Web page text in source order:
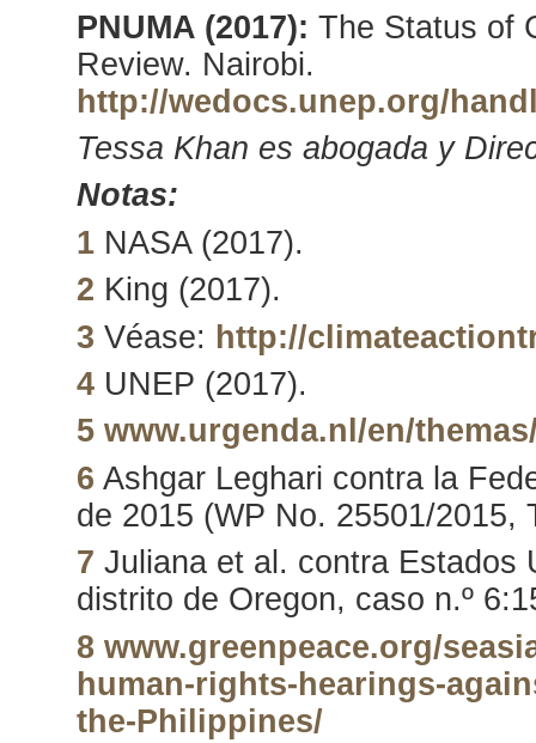
PNUMA (2017): The Status of
Review. Nairobi.
http://wedocs.unep.org/
Tessa Khan es abogada y
Notas:
1NASA (2017).
2 King (2017).
3 Véase: http://
4UNEP (2017).
5 www.urgenda.nl/en/
6 Ashgar Leghari contra la
de 2015 (WP No. 25501/2015,
7 Juliana et al. contra Estados
distrito de Oregon, caso n.º
8 www.greenpeace.org/
human-rights-hearings-
the-Philippines/